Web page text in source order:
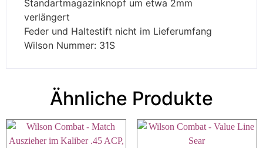
Standartmagazinknopf um etwa 2mm
verlängert
Feder und Haltestift nicht im Lieferumfang
Wilson Nummer: 31S
Ähnliche Produkte